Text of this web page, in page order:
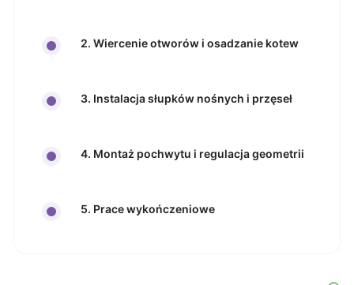
2. Wiercenie otworów i osadzanie kotew
3. Instalacja słupków nośnych i przęseł
4. Montaż pochwytu i regulacja geometrii
5. Prace wykończeniowe